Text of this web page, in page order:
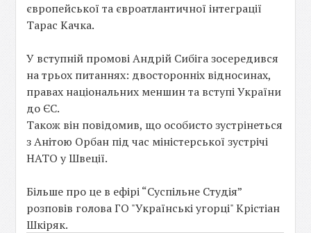
європейської та євроатлантичної інтеграції
Тарас Качка.
У вступній промові Андрій Сибіга зосередився
на трьох питаннях: двосторонніх відносинах,
правах національних меншин та вступі України
до ЄС.
Також він повідомив, що особисто зустрінеться
з Анітою Орбан під час міністерської зустрічі
НАТО у Швеції.
Більше про це в ефірі “Суспільне Студія”
розповів голова ГО "Українські угорці" Крістіан
Шкіряк.